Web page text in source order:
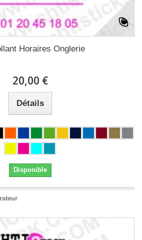
Horaires Onglerie
20,00 €
Détails
Disponible